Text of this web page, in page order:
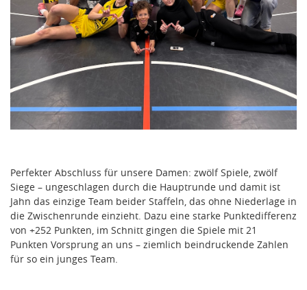
Perfekter Abschluss für unsere Damen: zwölf Spiele, zwölf
Siege – ungeschlagen durch die Hauptrunde und damit ist
Jahn das einzige Team beider Staffeln, das ohne Niederlage in
die Zwischenrunde einzieht. Dazu eine starke Punktedifferenz
von +252 Punkten, im Schnitt gingen die Spiele mit 21
Punkten Vorsprung an uns – ziemlich beindruckende Zahlen
für so ein junges Team.